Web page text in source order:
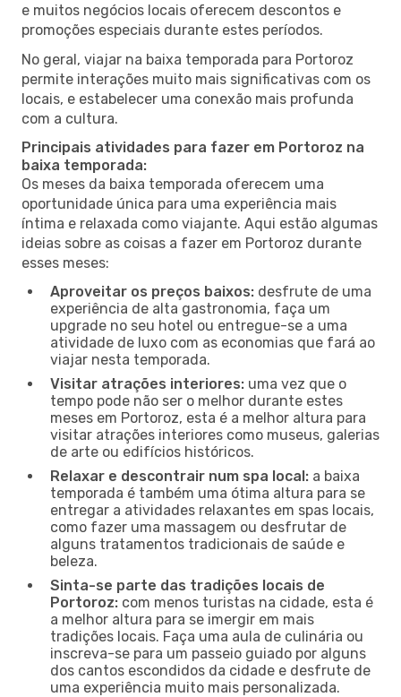
e muitos negócios locais oferecem descontos e
promoções especiais durante estes períodos.
No geral, viajar na baixa temporada para Portoroz
permite interações muito mais significativas com os
locais, e estabelecer uma conexão mais profunda
com a cultura.
Principais atividades para fazer em Portoroz na
baixa temporada:
Os meses da baixa temporada oferecem uma
oportunidade única para uma experiência mais
íntima e relaxada como viajante. Aqui estão algumas
ideias sobre as coisas a fazer em Portoroz durante
esses meses:
Aproveitar os preços baixos: desfrute de uma
experiência de alta gastronomia, faça um
upgrade no seu hotel ou entregue-se a uma
atividade de luxo com as economias que fará ao
viajar nesta temporada.
Visitar atrações interiores: uma vez que o
tempo pode não ser o melhor durante estes
meses em Portoroz, esta é a melhor altura para
visitar atrações interiores como museus, galerias
de arte ou edifícios históricos.
Relaxar e descontrair num spa local: a baixa
temporada é também uma ótima altura para se
entregar a atividades relaxantes em spas locais,
como fazer uma massagem ou desfrutar de
alguns tratamentos tradicionais de saúde e
beleza.
Sinta-se parte das tradições locais de
Portoroz: com menos turistas na cidade, esta é
a melhor altura para se imergir em mais
tradições locais. Faça uma aula de culinária ou
inscreva-se para um passeio guiado por alguns
dos cantos escondidos da cidade e desfrute de
uma experiência muito mais personalizada.